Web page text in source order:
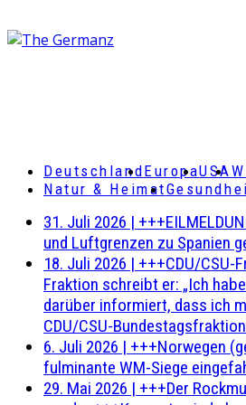
DeutschlandEuropaUSA
Natur & Heimat
31. Juli 2026 |
und Luftgrenzen zu Spanien
18. Juli 2026 | +++CDU/CSU-
Fraktion schreibt er: „Ich
darüber informiert, dass ich
CDU/CSU-
6. Juli 2026 | +++Norwegen
fulminante WM-Siege
29. Mai 2026 | +++Der